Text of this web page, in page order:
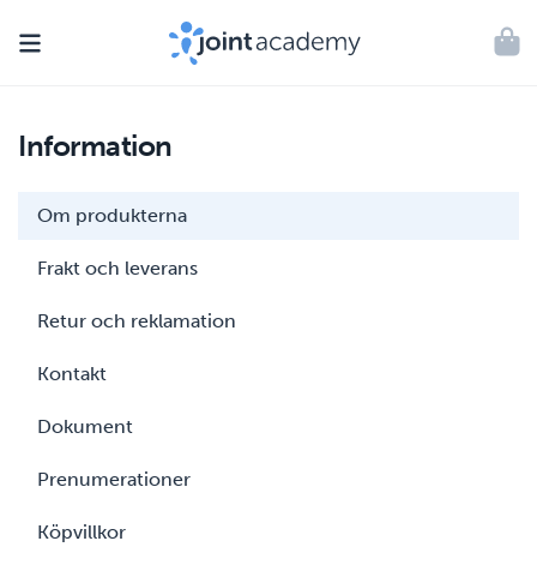
TILL
INNEHÅLL
Information
Om produkterna
Frakt och leverans
Retur och reklamation
Kontakt
Dokument
Prenumerationer
Köpvillkor